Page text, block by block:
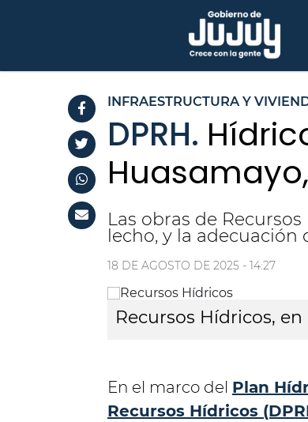
INFRAESTRUCTURA Y
DPRH.
Las obras de
lecho, y la
18 DE AGOSTO DE 2025 - 14:27
Recursos Hídricos,
En el marco del Plan
Recursos Hídricos